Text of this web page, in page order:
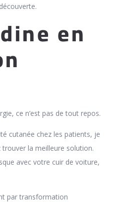
en
ce n’est pas de tout repos.
cutanée chez les patients, je
la meilleure solution.
avec votre cuir de voiture,
par transformation